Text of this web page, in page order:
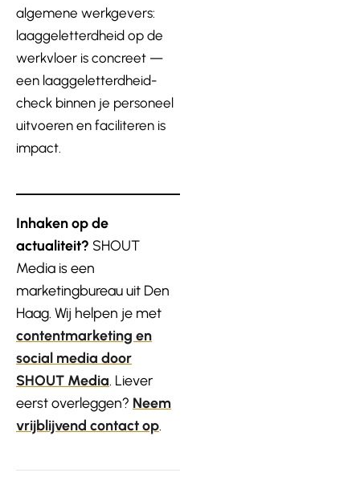
algemene werkgevers:
laaggeletterdheid op de
werkvloer is concreet —
een laaggeletterdheid-
check binnen je personeel
uitvoeren en faciliteren is
impact.
Inhaken op de
actualiteit? SHOUT
Media is een
marketingbureau uit Den
Haag. Wij helpen je met
contentmarketing en
social media door
SHOUT Media . Liever
eerst overleggen? Neem
vrijblijvend contact op